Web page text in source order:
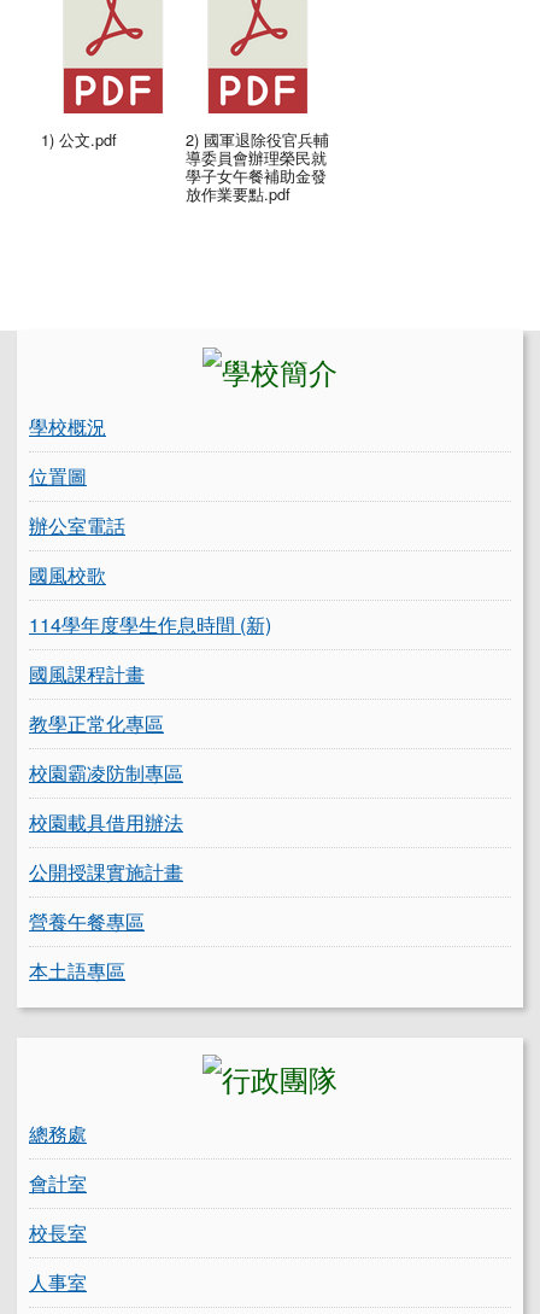
1) 公文.pdf 2) 國軍退除役官兵輔
導委員會辦理榮民就
學子女午餐補助金發
放作業要點.pdf
學校概況
位置圖
辦公室電話
國風校歌
114學年度學生作息時間 (新)
國風課程計畫
教學正常化專區
校園霸凌防制專區
校園載具借用辦法
公開授課實施計畫
營養午餐專區
本土語專區
總務處
會計室
校長室
人事室